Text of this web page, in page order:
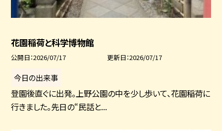
花園稲荷と科学博物館
公開日 2026/07/17 更新日 2026/07/17
今日の出来事
登園後直ぐに出発。上野公園の中を少し歩いて、花園稲荷に
行きました。先日の“民話と...